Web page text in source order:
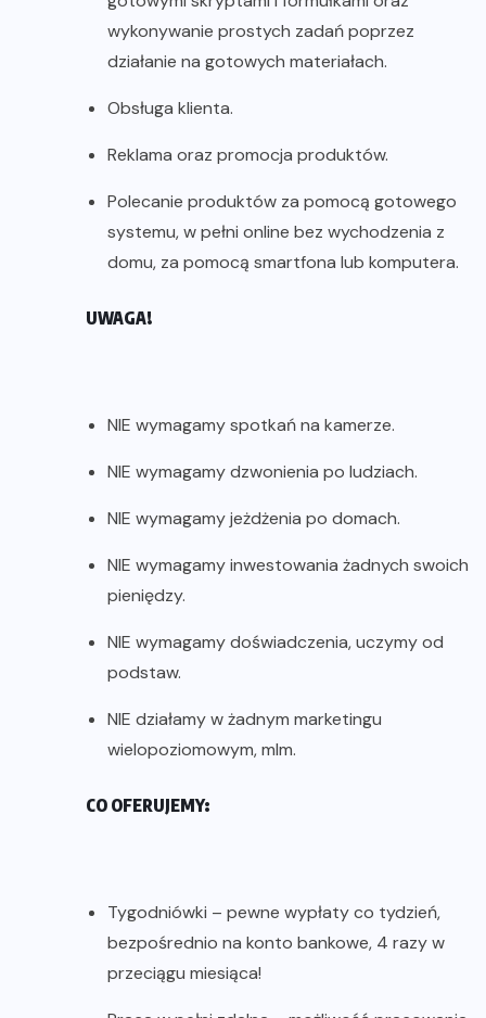
wykonywanie prostych zadań poprzez
działanie na gotowych materiałach.
Obsługa klienta.
Reklama oraz promocja produktów.
Polecanie produktów za pomocą gotowego
systemu, w pełni online bez wychodzenia z
domu, za pomocą smartfona lub komputera.
UWAGA!
NIE wymagamy spotkań na kamerze.
NIE wymagamy dzwonienia po ludziach.
NIE wymagamy jeżdżenia po domach.
NIE wymagamy inwestowania żadnych swoich
pieniędzy.
NIE wymagamy doświadczenia, uczymy od
podstaw.
NIE działamy w żadnym marketingu
wielopoziomowym, mlm.
CO OFERUJEMY:
Tygodniówki – pewne wypłaty co tydzień,
bezpośrednio na konto bankowe, 4 razy w
przeciągu miesiąca!